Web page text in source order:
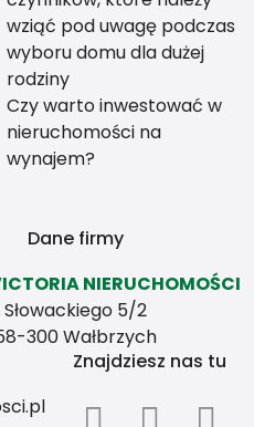
wziąć pod uwagę podczas
wyboru domu dla dużej
rodziny
Czy warto inwestować w
nieruchomości na
wynajem?
Dane firmy
NIERUCHOMOŚCI
Słowackiego 5/2
300 Wałbrzych
Znajdziesz nas tu